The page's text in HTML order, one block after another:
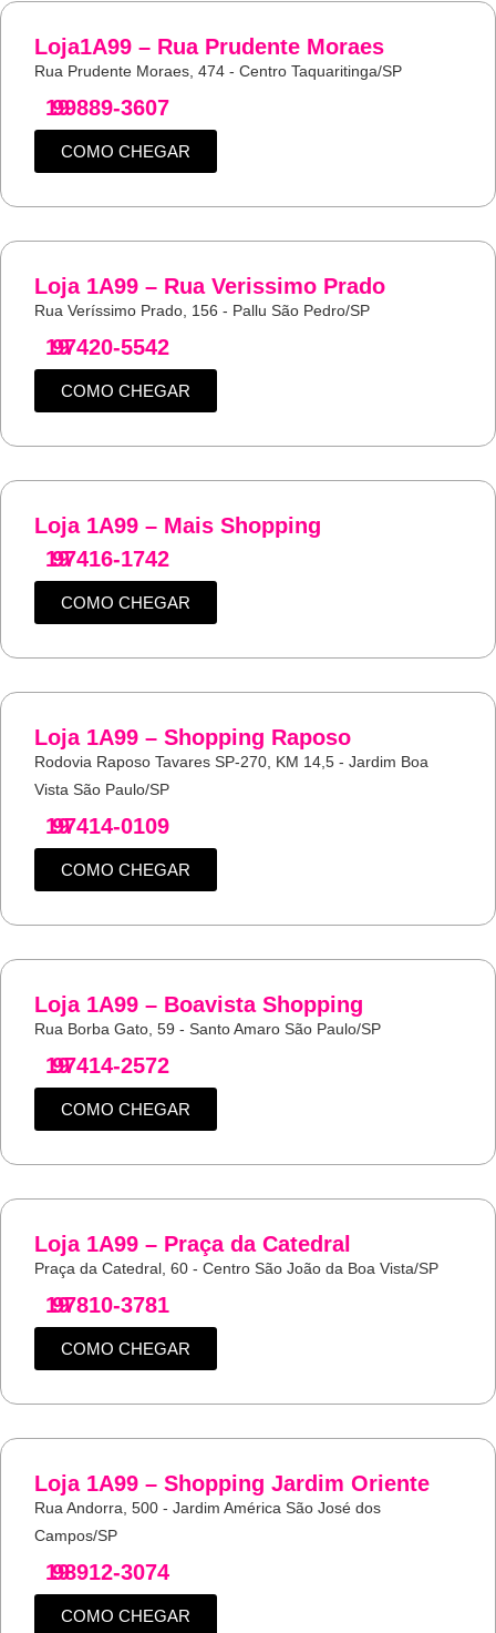
Loja1A99 – Rua Prudente Moraes
Rua Prudente Moraes, 474 - Centro Taquaritinga/SP
19
99889-3607
COMO CHEGAR
Loja 1A99 – Rua Verissimo Prado
Rua Veríssimo Prado, 156 - Pallu São Pedro/SP
19
97420-5542
COMO CHEGAR
Loja 1A99 – Mais Shopping
19
97416-1742
COMO CHEGAR
Loja 1A99 – Shopping Raposo
Rodovia Raposo Tavares SP-270, KM 14,5 - Jardim Boa
Vista São Paulo/SP
19
97414-0109
COMO CHEGAR
Loja 1A99 – Boavista Shopping
Rua Borba Gato, 59 - Santo Amaro São Paulo/SP
19
97414-2572
COMO CHEGAR
Loja 1A99 – Praça da Catedral
Praça da Catedral, 60 - Centro São João da Boa Vista/SP
19
97810-3781
COMO CHEGAR
Loja 1A99 – Shopping Jardim Oriente
Rua Andorra, 500 - Jardim América São José dos
Campos/SP
19
98912-3074
COMO CHEGAR